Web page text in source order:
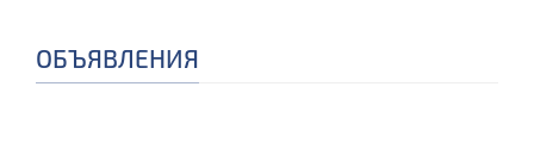
ОБЪЯВЛЕНИЯ